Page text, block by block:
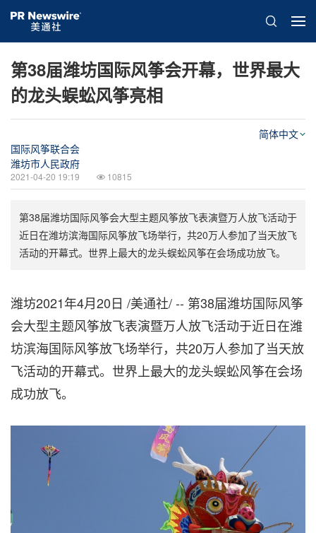
第38届潍坊国际风筝会开幕，世界最大
的龙头蜈蚣风筝亮相
国际风筝联合会
潍坊市人民政府
2021-04-20 19:19 10815
简体中文
第38届潍坊国际风筝会大型主题风筝放飞表演暨万人放飞活动于
近日在潍坊滨海国际风筝放飞场举行，共20万人参加了当天放飞
活动的开幕式。世界上最大的龙头蜈蚣风筝在会场成功放飞。
潍坊2021年4月20日 /美通社/ -- 第38届潍坊国际风筝
会大型主题风筝放飞表演暨万人放飞活动于近日在潍
坊滨海国际风筝放飞场举行，共20万人参加了当天放
飞活动的开幕式。世界上最大的龙头蜈蚣风筝在会场
成功放飞。